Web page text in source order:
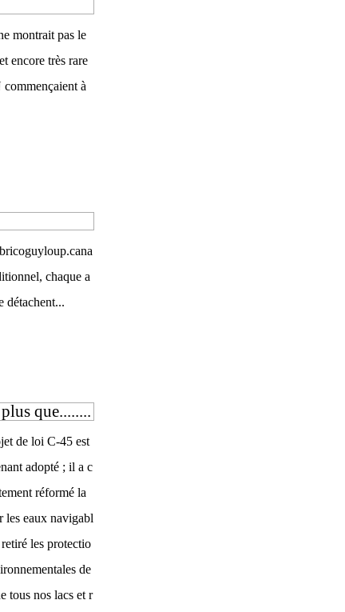
montrait pas le
encore très rare
à
chaque a
détachent...
que........
de loi C-45 est
adopté ; il a c
réformé la
les eaux navigabl
retiré les protectio
de
tous nos lacs et r